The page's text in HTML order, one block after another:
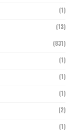
(1)
(13)
(831)
(1)
(1)
(1)
(2)
(1)